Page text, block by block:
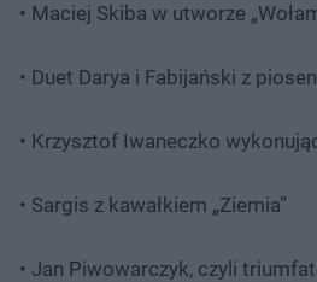
• Maciej Skiba w utworze
• Duet Darya i Fabijański z
• Krzysztof Iwaneczko
• Sargis z kawałkiem „Ziemia”
• Jan Piwowarczyk, czyli